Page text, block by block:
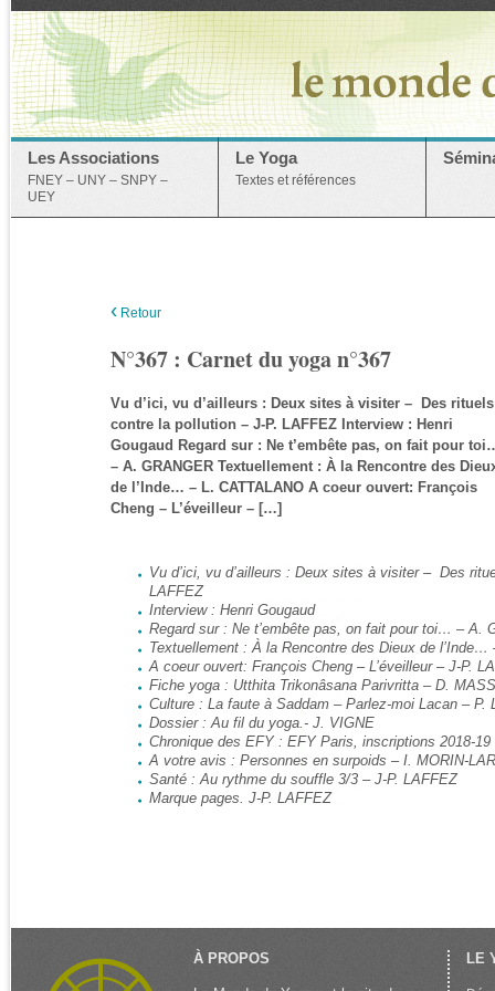
Les Associations
FNEY – UNY – SNPY –
UEY
Le Yoga
Textes et références
‹ Retour
N°367 : Carnet du yoga n°367
Vu d’ici, vu d’ailleurs : Deux sites à visiter – Des rituels
contre la pollution – J-P. LAFFEZ Interview : Henri
Gougaud Regard sur : Ne t’embête pas, on fait pour
– A. GRANGER Textuellement : À la Rencontre des
de l’Inde… – L. CATTALANO A coeur ouvert: François
Cheng – L’éveilleur – […]
Vu d’ici, vu d’ailleurs : Deux sites à visiter – Des
LAFFEZ
Interview : Henri Gougaud
Regard sur : Ne t’embête pas, on fait pour toi… – A.
Textuellement : À la Rencontre des Dieux de l’Inde…
A coeur ouvert: François Cheng – L’éveilleur – J-P.
Fiche yoga : Utthita Trikonâsana Parivritta – D.
Culture : La faute à Saddam – Parlez-moi Lacan – P.
Dossier : Au fil du yoga.- J. VIGNE
Chronique des EFY : EFY Paris, inscriptions 2018-
A votre avis : Personnes en surpoids – I. MORIN-
Santé : Au rythme du souffle 3/3 – J-P. LAFFEZ
Marque pages. J-P. LAFFEZ
À PROPOS LE